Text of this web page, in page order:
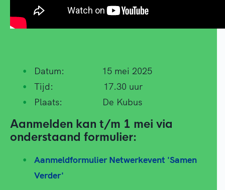
Datum: 15 mei 2025
Tijd: 17.30 uur
Plaats: De Kubus
Aanmelden kan t/m 1 mei via
onderstaand formulier:
Aanmeldformulier Netwerkevent 'Samen
Verder'